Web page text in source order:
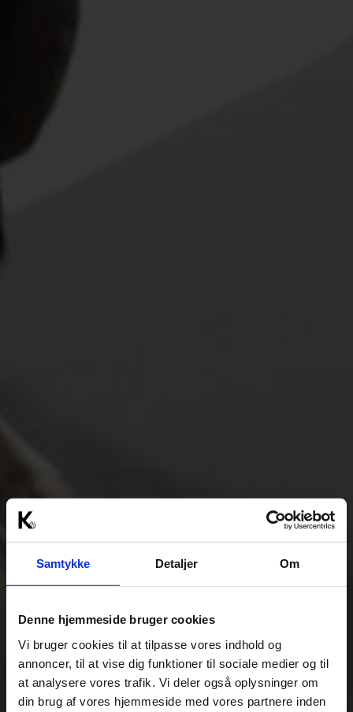
Samtykke Detaljer Om
Denne hjemmeside bruger cookies
Vi bruger cookies til at tilpasse vores indhold og
annoncer, til at vise dig funktioner til sociale medier og til
at analysere vores trafik. Vi deler også oplysninger om
din brug af vores hjemmeside med vores partnere inden